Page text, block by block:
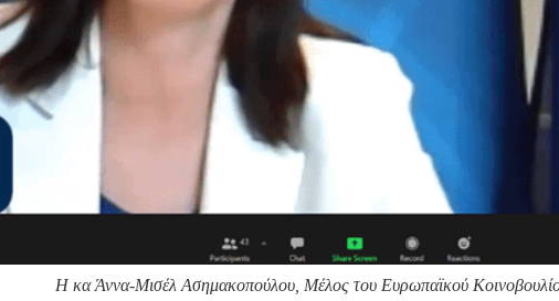
Η κα Άννα-Μισέλ Ασημακοπούλου, Μέλος του Ευρωπαϊκού Κοινοβουλίου